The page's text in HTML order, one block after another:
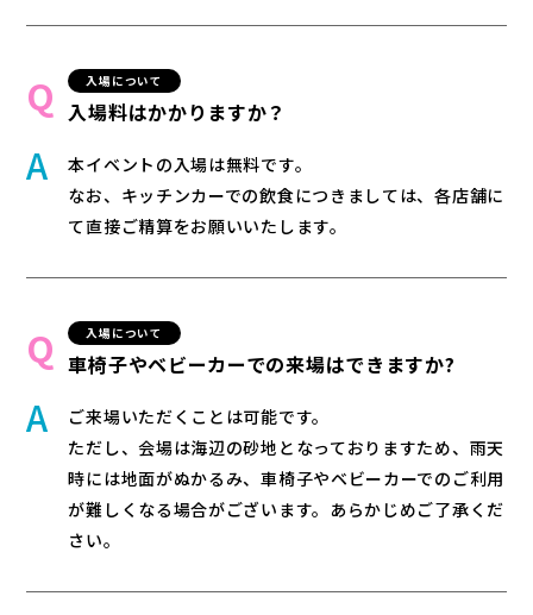
入場について
入場料はかかりますか？
本イベントの入場は無料です。
なお、キッチンカーでの飲食につきましては、各店舗に
て直接ご精算をお願いいたします。
入場について
車椅子やベビーカーでの来場はできますか?
ご来場いただくことは可能です。
ただし、会場は海辺の砂地となっておりますため、雨天
時には地面がぬかるみ、車椅子やベビーカーでのご利用
が難しくなる場合がございます。あらかじめご了承くだ
さい。